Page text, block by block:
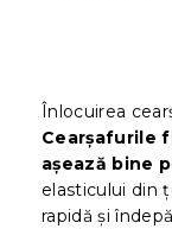
Înlocuirea
Cearșafurile
așează bine
elasticului din
rapidă și